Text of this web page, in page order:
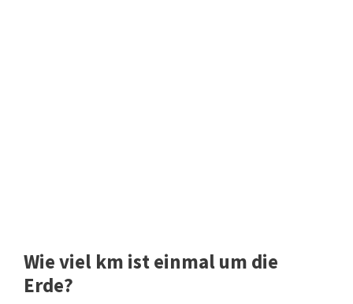
Wie viel km ist einmal um die
Erde?